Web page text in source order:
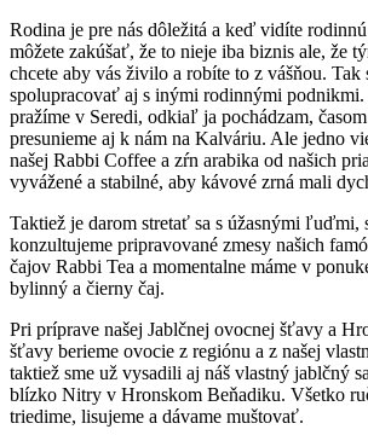
Rodina je pre nás dôležitá a keď vidíte
môžete zakúšať, že to nieje iba biznis ale, že
chcete aby vás živilo a robíte to z vášňou. Tak
spolupracovať aj s inými rodinnými podnikmi.
pražíme v Seredi, odkiaľ ja pochádzam,
presunieme aj k nám na Kalváriu. Ale jedno
našej Rabbi Coffee a zŕn arabika od našich
vyvážené a stabilné, aby kávové zrná mali
Taktiež je darom stretať sa s úžasnými ľuďmi,
konzultujeme pripravované zmesy našich
čajov Rabbi Tea a momentalne máme v
bylinný a čierny čaj.
Pri príprave našej Jablčnej ovocnej šťavy a
šťavy berieme ovocie z regiónu a z našej
taktiež sme už vysadili aj náš vlastný jablčný
blízko Nitry v Hronskom Beňadiku. Všetko
triedime, lisujeme a dávame muštovať.